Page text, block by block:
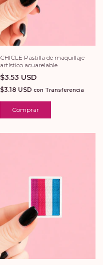
CHICLE Pastilla de maquillaje
artístico acuarelable
$3.53 USD
$3.18 USD con Transferencia